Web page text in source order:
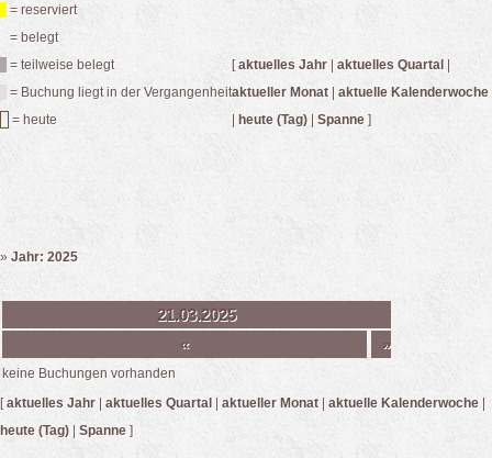
= reserviert
= belegt
= teilweise belegt
= Buchung liegt in der Vergangenheit
= heute
[aktuelles Jahr | aktuelles Quartal |
aktueller Monat | aktuelle Kalenderwoche
| heute (Tag) | Spanne ]
» Jahr: 2025
21.03.2025
«
»
keine Buchungen vorhanden
[aktuelles Jahr | aktuelles Quartal | aktueller Monat | aktuelle Kalenderwoche |
heute (Tag) | Spanne ]